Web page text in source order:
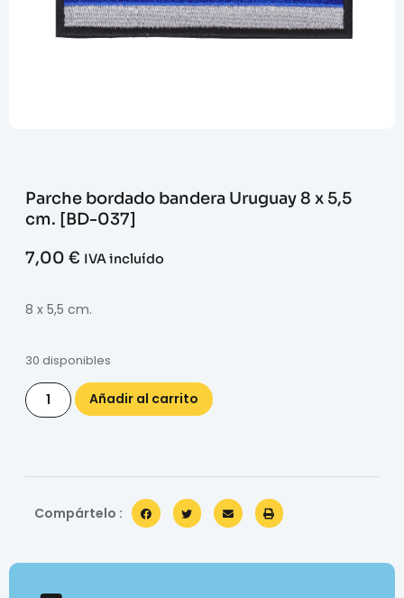
Parche bordado bandera Uruguay 8 x 5,5
cm. [BD-037]
7,00 € IVA incluído
8 x 5,5 cm.
30 disponibles
Añadir al carrito
Compártelo :